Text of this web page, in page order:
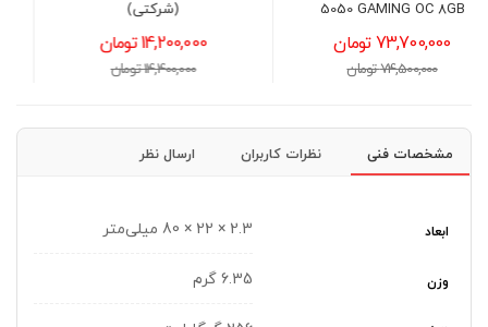
(شرکتی)
14,200,000 تومان
14,400,000 تومان
4,300,000 تومان
مشخصات فنی نظرات کاربران ارسال نظر
ابعاد 2.3 × 22 × 80 میلی‌متر
وزن 6.35 گرم